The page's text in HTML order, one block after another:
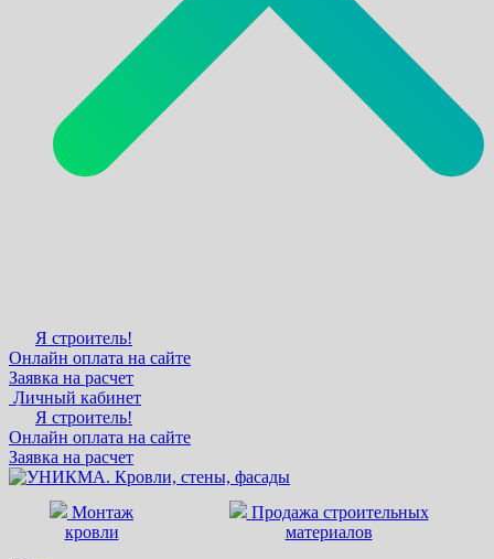
Я строитель!
Онлайн оплата на сайте
Заявка на расчет
Личный кабинет
Я строитель!
Онлайн оплата на сайте
Заявка на расчет
Монтаж
кровли
Продажа строительных
материалов